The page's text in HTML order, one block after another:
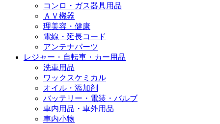
コンロ・ガス器具用品
ＡＶ機器
理美容・健康
電線・延長コード
アンテナパーツ
レジャー・自転車・カー用品
洗車用品
ワックスケミカル
オイル・添加剤
バッテリー・電装・バルブ
車内用品・車外用品
車内小物